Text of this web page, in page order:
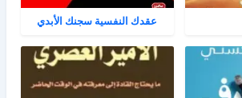
عقدك النفسية سجنك الأبدي